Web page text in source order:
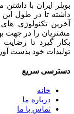
بویلر ایران با
داشته تا در طول
آخرین تکنولوژی
مشتریان را در جهت
بکار گیرد تا
تولیدات خود بدست
دسترسی سریع
خانه
درباره ما
تماس با ما